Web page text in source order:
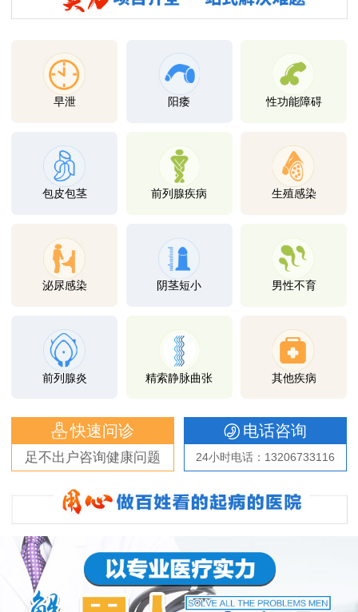
早泄 阳痿 性功能障碍
包皮包茎 前列腺疾病 生殖感染
泌尿感染 阴茎短小 男性不育
前列腺炎 精索静脉曲张 其他疾病
快速问诊
足不出户咨询健康问题
电话咨询
24小时电话：13206733116